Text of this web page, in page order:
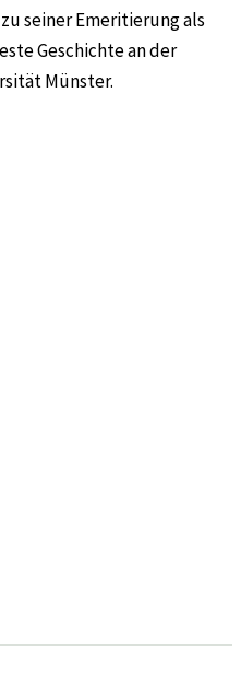
seiner Emeritierung als
Geschichte an der
Münster.